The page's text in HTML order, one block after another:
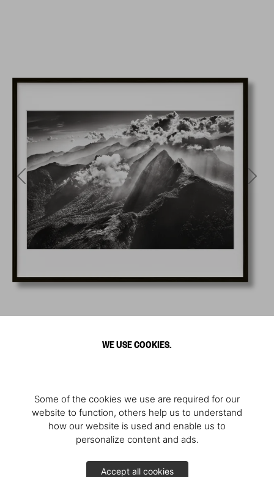
WE USE COOKIES.
Some of the cookies we use are required for our
website to function, others help us to understand
how our website is used and enable us to
personalize content and ads.
Accept all cookies